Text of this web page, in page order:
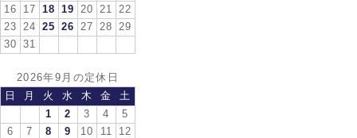
16
17 18 19 20 21
22
23
24 25 26 27 28
29
30
31
2026年9月の定休日
日
月 火 水 木 金
土
1
2 3 4
5
6
7 8 9 10 11
12